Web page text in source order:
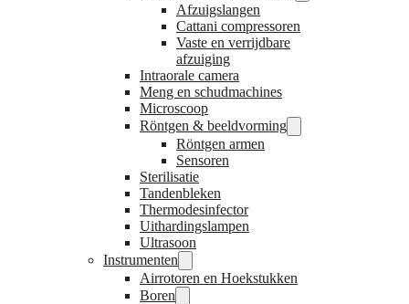
Afzuigslangen
Cattani compressoren
Vaste en verrijdbare
afzuiging
Intraorale camera
Meng en schudmachines
Microscoop
Röntgen & beeldvorming
Röntgen armen
Sensoren
Sterilisatie
Tandenbleken
Thermodesinfector
Uithardingslampen
Ultrasoon
Instrumenten
Airrotoren en Hoekstukken
Boren